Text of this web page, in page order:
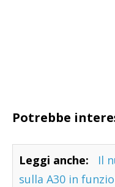
Potrebbe
Leggi anche:
Il
sulla A30 in